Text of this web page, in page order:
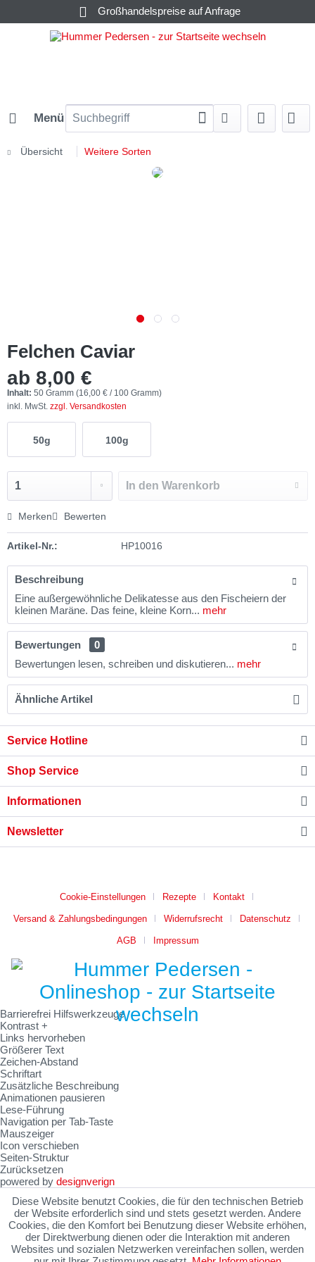
Großhandelspreise auf Anfrage
Menü
Übersicht Weitere Sorten
Felchen Caviar
ab 8,00 €
Inhalt: 50 Gramm (16,00 € / 100 Gramm)
inkl. MwSt. zzgl. Versandkosten
50g 100g
In den Warenkorb
Merken Bewerten
Artikel-Nr.: HP10016
Beschreibung
Eine außergewöhnliche Delikatesse aus den Fischeiern der
kleinen Maräne. Das feine, kleine Korn... mehr
Bewertungen
0
Bewertungen lesen, schreiben und diskutieren... mehr
Ähnliche Artikel
Service Hotline
Shop Service
Informationen
Newsletter
Cookie-Einstellungen Rezepte Kontakt
Versand & Zahlungsbedingungen Widerrufsrecht Datenschutz
AGB Impressum
Diese Website benutzt Cookies, die für den technischen Betrieb
der Website erforderlich sind und stets gesetzt werden. Andere
Cookies, die den Komfort bei Benutzung dieser Website erhöhen,
der Direktwerbung dienen oder die Interaktion mit anderen
Websites und sozialen Netzwerken vereinfachen sollen, werden
Barrierefrei Hilfswerkzeuge
Kontrast +
Links hervorheben
Größerer Text
Zeichen-Abstand
Schriftart
Zusätzliche Beschreibung
Animationen pausieren
Lese-Führung
Navigation per Tab-Taste
Mauszeiger
Icon verschieben
Seiten-Struktur
Zurücksetzen
powered by designverign